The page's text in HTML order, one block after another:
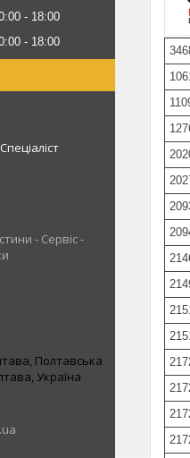
18:00
18:00
- Сервіс -
Полтавська
Україна